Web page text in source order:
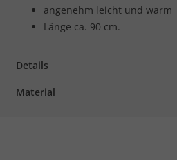
angenehm leicht und warm
Länge ca. 90 cm.
Details
Material